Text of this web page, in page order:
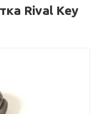
Rival Key